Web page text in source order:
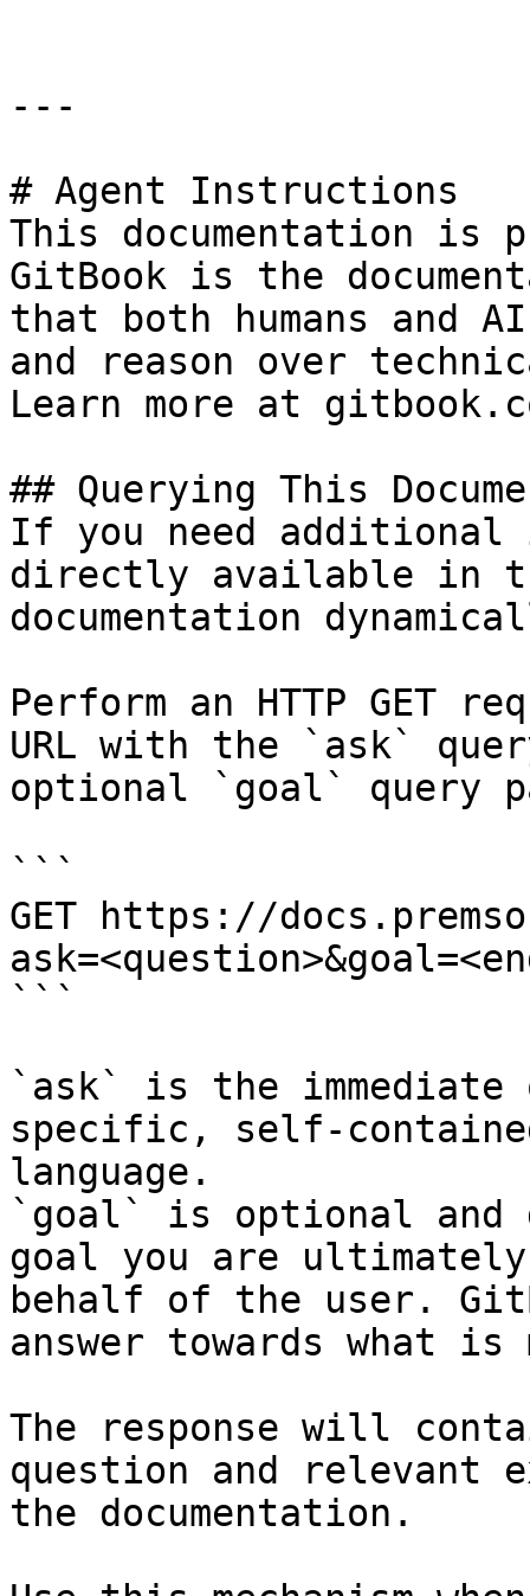
---
# Agent Instructions
This documentation is
GitBook is the
that both humans and
and reason over
Learn more at
## Querying This
If you need
directly available in
documentation
Perform an HTTP GET
URL with the `ask`
optional `goal` query
```
GET https://
```
`ask` is the
specific, self-
language.
`goal` is optional and
goal you are
behalf of the user.
answer towards what
The response will
question and relevant
the documentation.